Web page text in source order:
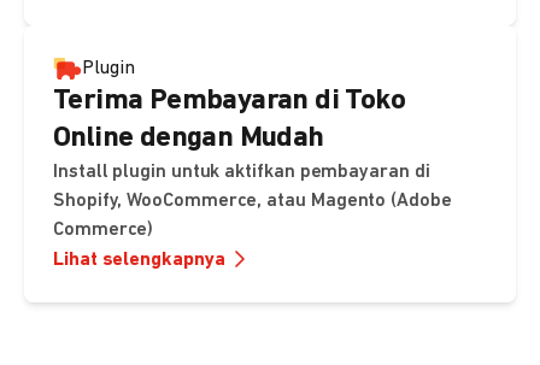
Plugin
Terima Pembayaran di Toko
Online dengan Mudah
Install plugin untuk aktifkan pembayaran di
Shopify, WooCommerce, atau Magento (Adobe
Commerce)
Lihat selengkapnya